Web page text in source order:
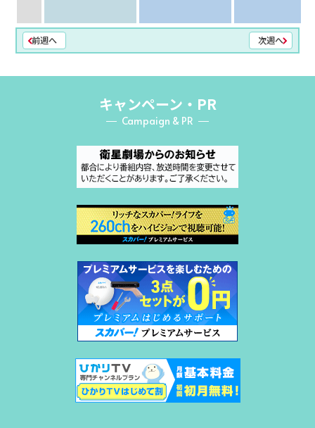
前週へ 次週へ
キャンペーン・PR
Campaign & PR